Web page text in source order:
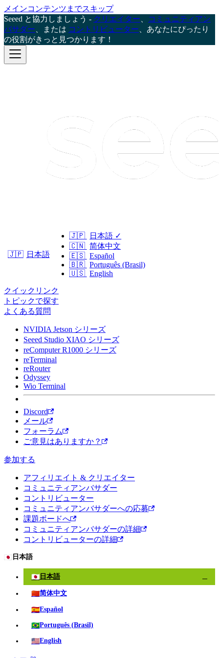
メインコンテンツまでスキップ
Seeed と協力しましょう - クリエイター
コミュニティアン
バサダー 、または コントリビューター 、あなたにぴったり
の役割がきっと見つかります！
🇯🇵 日本語
🇯🇵 日本語 ✓
🇨🇳 简体中文
🇪🇸 Español
🇧🇷 Português (Brasil)
🇺🇸 English
クイックリンク
トピックで探す
よくある質問
NVIDIA Jetson シリーズ
Seeed Studio XIAO シリーズ
reComputer R1000 シリーズ
reTerminal
reRouter
Odyssey
Wio Terminal
Discord
メール
フォーラム
ご意見はありますか？
参加する
アフィリエイト & クリエイター
コミュニティアンバサダー
コントリビューター
コミュニティアンバサダーへの応募
課題ボードへ
コミュニティアンバサダーの詳細
コントリビューターの詳細
🇯🇵 日本語
🇯🇵 日本語
🇨🇳简体中文
🇪🇸Español
🇧🇷Português (Brasil)
🇺🇸English